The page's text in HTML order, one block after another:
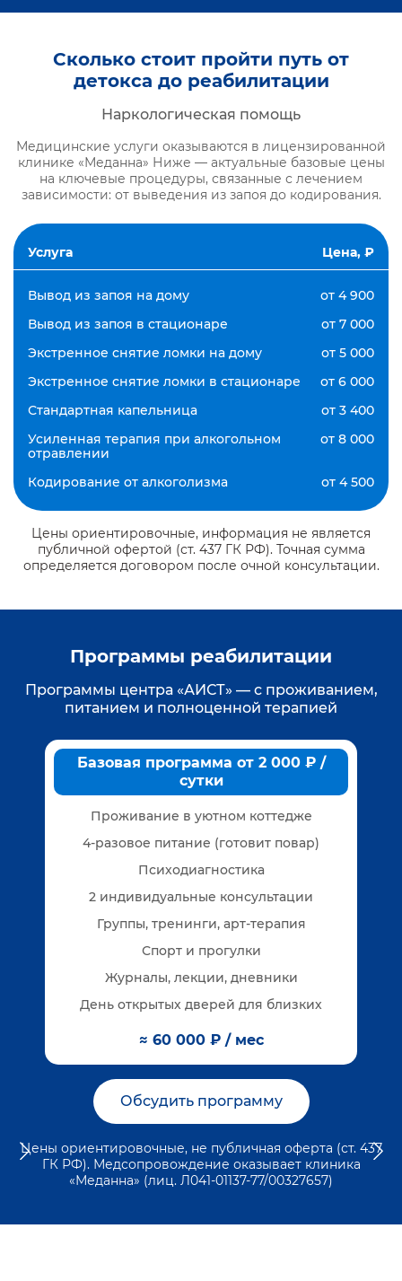
Сколько стоит пройти путь от
детокса до реабилитации
Наркологическая помощь
Медицинские услуги оказываются в лицензированной
клинике «Меданна» Ниже — актуальные базовые цены
на ключевые процедуры, связанные с лечением
зависимости: от выведения из запоя до кодирования.
Услуга Цена, ₽
Вывод из запоя на дому
от 4 900
Вывод из запоя в стационаре
от 7 000
Экстренное снятие ломки на дому
от 5 000
Экстренное снятие ломки в стационаре
от 6 000
Стандартная капельница
от 3 400
Усиленная терапия при алкогольном
отравлении
от 8 000
Кодирование от алкоголизма от 4 500
Цены ориентировочные, информация не является
публичной офертой (ст. 437 ГК РФ). Точная сумма
определяется договором после очной консультации.
Программы реабилитации
Программы центра «АИСТ» — с проживанием,
питанием и полноценной терапией
Базовая программа от 2 000 ₽ /
сутки
Проживание в уютном коттедже
4-разовое питание (готовит повар)
Психодиагностика
2 индивидуальные консультации
Группы, тренинги, арт-терапия
Спорт и прогулки
Журналы, лекции, дневники
День открытых дверей для близких
≈ 60 000 ₽ / мес
Обсудить программу
Цены ориентировочные, не публичная оферта (ст. 437
ГК РФ). Медсопровождение оказывает клиника
«Меданна» (лиц. Л041-01137-77/00327657)